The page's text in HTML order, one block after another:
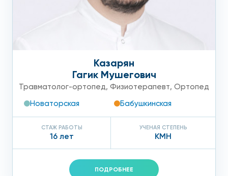
Казарян
Гагик Мушегович
Травматолог-ортопед, Физиотерапевт, Ортопед
Новаторская
Бабушкинская
СТАЖ РАБОТЫ
16 лет
УЧЕНАЯ СТЕПЕНЬ
КМН
ПОДРОБНЕЕ